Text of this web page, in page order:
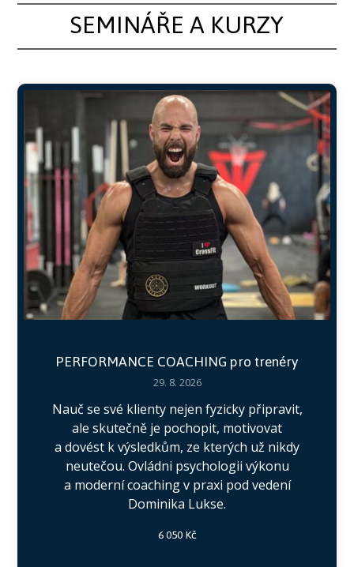
SEMINÁŘE A KURZY
PERFORMANCE COACHING pro trenéry
29. 8. 2026
Nauč se své klienty nejen fyzicky připravit,
ale skutečně je pochopit, motivovat
a dovést k výsledkům, ze kterých už nikdy
neutečou. Ovládni psychologii výkonu
a moderní coaching v praxi pod vedení
Dominika Lukse.
6 050 Kč